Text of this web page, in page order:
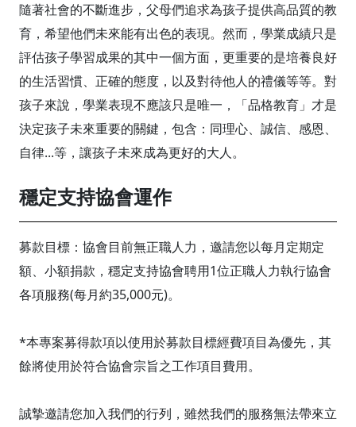
隨著社會的不斷進步，父母們追求為孩子提供高品質的教
育，希望他們未來能有出色的表現。然而，學業成績只是
評估孩子學習成果的其中一個方面，更重要的是培養良好
的生活習慣、正確的態度，以及對待他人的禮儀等等。對
孩子來說，學業表現不應該只是唯一，「品格教育」才是
決定孩子未來重要的關鍵，包含：同理心、誠信、感恩、
自律...等，讓孩子未來成為更好的大人。
穩定支持協會運作
募款目標：協會目前無正職人力，邀請您以每月定期定
額、小額捐款，穩定支持協會聘用1位正職人力執行協會
各項服務(每月約35,000元)。
*本專案募得款項以使用於募款目標經費項目為優先，其
餘將使用於符合協會宗旨之工作項目費用。
誠摯邀請您加入我們的行列，雖然我們的服務無法帶來立